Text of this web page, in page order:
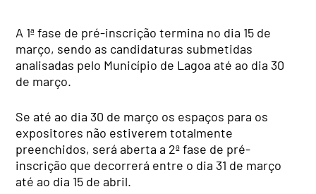
A 1ª fase de pré-inscrição termina no dia 15 de
março, sendo as candidaturas submetidas
analisadas pelo Município de Lagoa até ao dia 30
de março.
Se até ao dia 30 de março os espaços para os
expositores não estiverem totalmente
preenchidos, será aberta a 2ª fase de pré-
inscrição que decorrerá entre o dia 31 de março
até ao dia 15 de abril.